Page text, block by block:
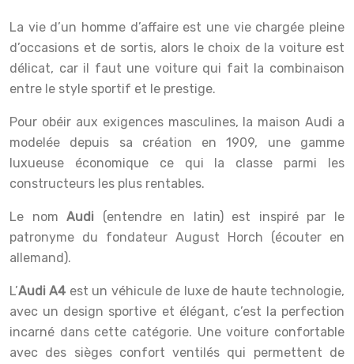
La vie d’un homme d’affaire est une vie chargée pleine
d’occasions et de sortis, alors le choix de la voiture est
délicat, car il faut une voiture qui fait la combinaison
entre le style sportif et le prestige.
Pour obéir aux exigences masculines, la maison Audi a
modelée depuis sa création en 1909, une gamme
luxueuse économique ce qui la classe parmi les
constructeurs les plus rentables.
Le nomAudi (entendre en latin) est inspiré par le
patronyme du fondateur August Horch (écouter en
allemand).
L’Audi A4 est un véhicule de luxe de haute technologie,
avec un design sportive et élégant, c’est la perfection
incarné dans cette catégorie. Une voiture confortable
avec des sièges confort ventilés qui permettent de